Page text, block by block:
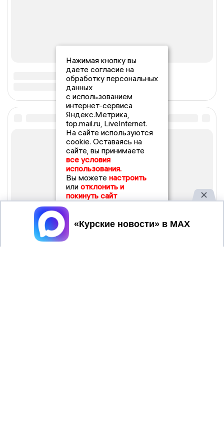
Нажимая кнопку вы
даете согласие на
обработку персональных
данных
с использованием
интернет-сервиса
Яндекс.Метрика,
top.mail.ru, LiveInternet.
На сайте используются
cookie. Оставаясь на
сайте, вы принимаете
все условия
использования.
Вы можете настроить
или отклонить и
покинуть сайт
Принять